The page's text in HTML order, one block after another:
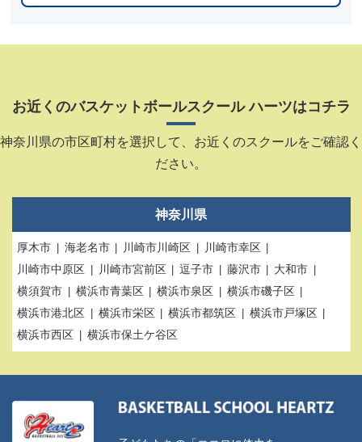
お近くのバスケットボールスクール ハーツはコチラ
神奈川県の市区町村を選択して、お近くのスクールをご確認く
ださい。
神奈川県
厚木市 海老名市 川崎市川崎区
川崎市幸区
川崎市中原区
川崎市宮前区 逗子市 藤沢市
大和市
横須賀市
横浜市青葉区 横浜市泉区
横浜市磯子区
横浜市港北区
横浜市栄区 横浜市都筑区
横浜市戸塚区
横浜市西区
横浜市保土ケ谷区